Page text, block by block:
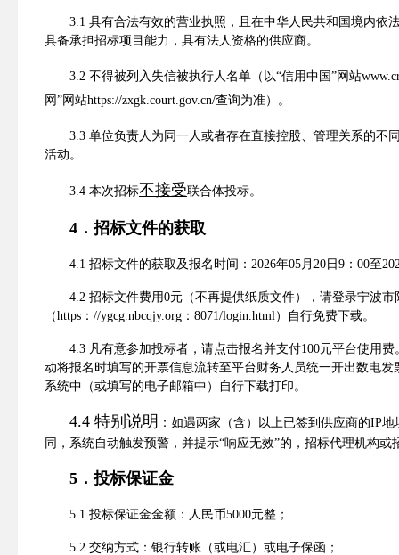
3.1 具有合法有效的营业执照，且在中华人民共和国境内依
具备承担招标项目能力，具有法人资格的供应商。
3.2 不得被列入失信被执行人名单（ 以“信用中国”网站
网”网站https://zxgk.court.gov.cn/查询为准）。
3.3 单位负责人为同一人或者存在直接控股、管理关系的不
活动。
3.4 本次招标不接受联合体投标。
4 ．招标文件的获取
4.1 招标文件的获取及报名时间 ： 2026年05月 20 日 9 ： 00至
4.2 招标文件费用0元（不再提供纸质文件），请登录宁波
（https ： //ygcg.nbcqjy.org ： 8071/login.html）自行免费下载。
4.3 凡有意参加投标者，请点击报名并支付100元平台使用费
动将报名时填写的开票信息流转至平台财务人员统一开出数电
系统中（或填写的电子邮箱中）自行下载打印。
4.4 特别说明 ： 如遇两家（含）以上已签到供应商的IP地
同，系统自动触发预警，并提示“响应无效”的， 招标代理机构或
5 ．投标保证金
5.1 投标保证金金额 ： 人民币5000元整 ；
5.2 交纳方式 ： 银行转账（或电汇）或电子保函 ；